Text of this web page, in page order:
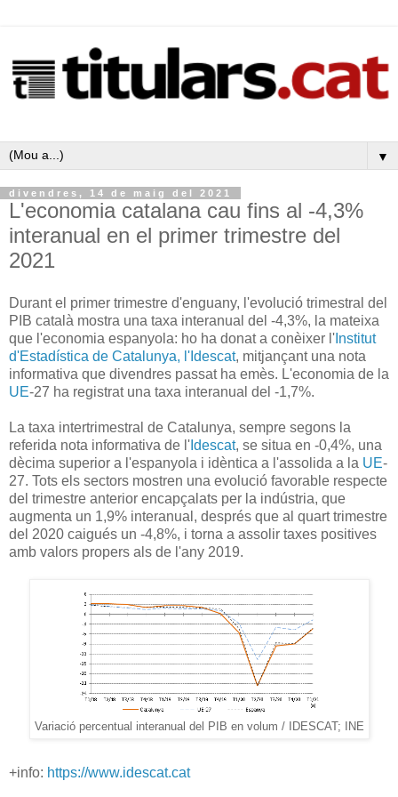
▼
divendres, 14 de maig del 2021
L'economia catalana cau fins al -4,3%
interanual en el primer trimestre del
2021
Durant el primer trimestre d'enguany, l'evolució trimestral del
PIB català mostra una taxa interanual del -4,3%, la mateixa
que l'economia espanyola: ho ha donat a conèixer l' Institut
d'Estadística de Catalunya, l'Idescat, mitjançant una nota
informativa que divendres passat ha emès. L'economia de la
UE-27 ha registrat una taxa interanual del -1,7%.
La taxa intertrimestral de Catalunya, sempre segons la
referida nota informativa de l' Idescat, se situa en -0,4%, una
dècima superior a l'espanyola i idèntica a l'assolida a la UE-
27. Tots els sectors mostren una evolució favorable respecte
del trimestre anterior encapçalats per la indústria, que
augmenta un 1,9% interanual, després que al quart trimestre
del 2020 caigués un -4,8%, i torna a assolir taxes positives
amb valors propers als de l'any 2019.
Variació percentual interanual del PIB en volum / IDESCAT; INE
+info: https://www.idescat.cat